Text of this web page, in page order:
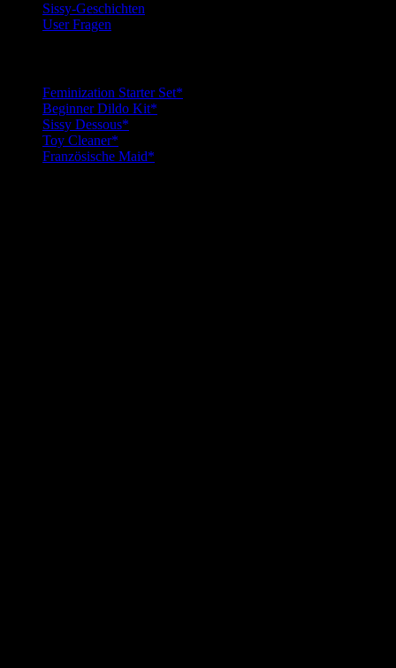
Sissy-Geschichten
User Fragen
Feminization Starter Set*
Beginner Dildo Kit*
Sissy Dessous*
Toy Cleaner*
Französische Maid*